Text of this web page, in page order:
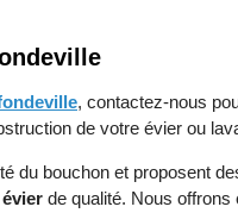
, contactez-nous
de votre évier ou
du bouchon et proposent
de qualité. Nous offrons